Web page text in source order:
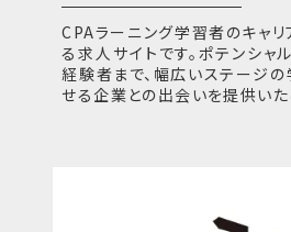
CPAラーニング学習者のキャ
る求人サイトです。ポテンシ
経験者まで、幅広いステージ
せる企業との出会いを提供いた